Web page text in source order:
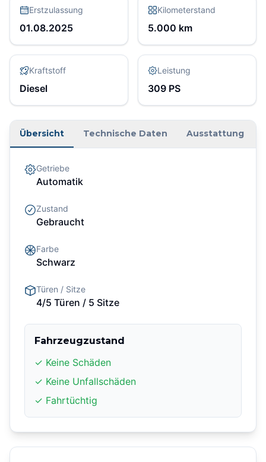
Erstzulassung
01.08.2025
Kilometerstand
5.000 km
Kraftstoff
Diesel
Leistung
309 PS
Übersicht Technische Daten Ausstattung
Getriebe
Automatik
Zustand
Gebraucht
Farbe
Schwarz
Türen / Sitze
4/5 Türen / 5 Sitze
Fahrzeugzustand
✓ Keine Schäden
✓ Keine Unfallschäden
✓ Fahrtüchtig